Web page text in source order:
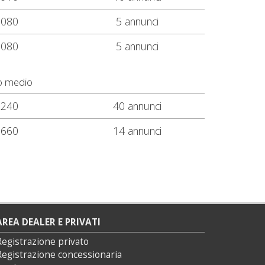
5 annunci
5 annunci
medio
40 annunci
14 annunci
DEALER E PRIVATI
privato
concessionaria